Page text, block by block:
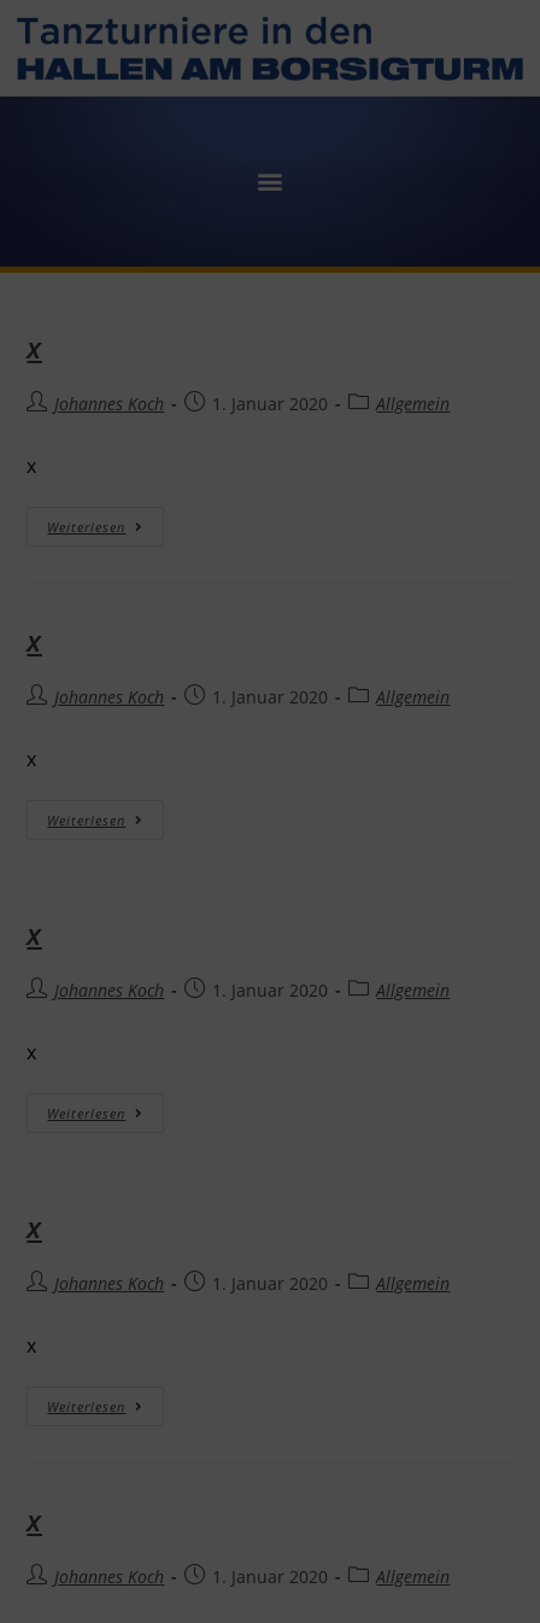
x
Johannes Koch 1. Januar 2020 Allgemein
x
Weiterlesen
x
Johannes Koch 1. Januar 2020 Allgemein
x
Weiterlesen
x
Johannes Koch 1. Januar 2020 Allgemein
x
Weiterlesen
x
Johannes Koch 1. Januar 2020 Allgemein
x
Weiterlesen
x
Johannes Koch 1. Januar 2020 Allgemein